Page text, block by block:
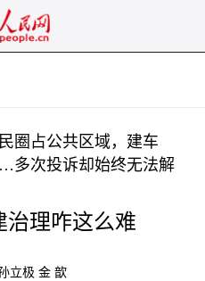
圈占公共区域，建车
多次投诉却始终无法解
治理咋这么难
立极 金 歆